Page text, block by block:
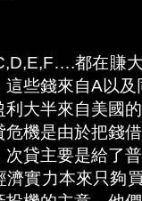
都在賺
這些錢來自A以
大半來自美國的
危機是由於把錢
次貸主要是給了
濟實力本來只夠